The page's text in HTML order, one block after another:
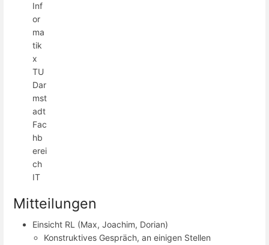
Inf
or
ma
tik
x
TU
Dar
mst
adt
Fac
hb
erei
ch
IT
Mitteilungen
Einsicht RL (Max, Joachim, Dorian)
Konstruktives Gespräch, an einigen Stellen